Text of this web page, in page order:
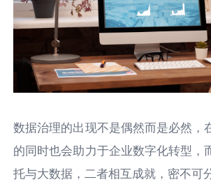
数据治理的出现不是偶然⽽是必然，
的同时也会助⼒于企业数字化转型，
托与⼤数据，⼆者相互成就，密不可分